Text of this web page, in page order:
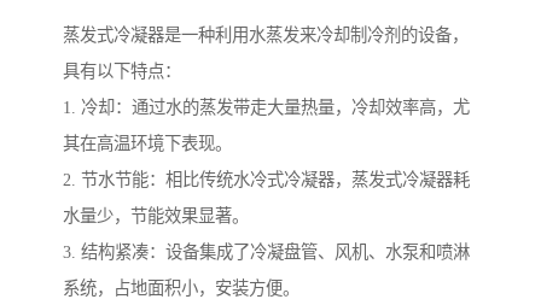
蒸发式冷凝器是一种利用水蒸发来冷却制冷剂的设备，
具有以下特点：
1. 冷却：通过水的蒸发带走大量热量，冷却效率高，尤
其在高温环境下表现。
2. 节水节能：相比传统水冷式冷凝器，蒸发式冷凝器耗
水量少，节能效果显著。
3. 结构紧凑：设备集成了冷凝盘管、风机、水泵和喷淋
系统，占地面积小，安装方便。